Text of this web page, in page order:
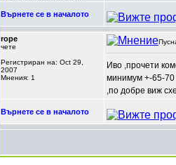
Върнете се в началото
rope
чете
Регистриран на: Oct 29,
2007
Мнения: 1
Иво ,прочети
минимум +-65-70
,по добре виж
Върнете се в началото